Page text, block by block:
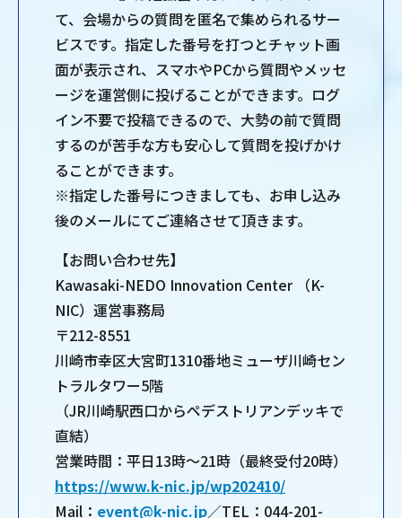
て、会場からの質問を匿名で集められるサー
ビスです。指定した番号を打つとチャット画
⾯が表⽰され、スマホやPCから質問やメッセ
ージを運営側に投げることができます。ログ
イン不要で投稿できるので、⼤勢の前で質問
するのが苦⼿な⽅も安⼼して質問を投げかけ
ることができます。
※指定した番号につきましても、お申し込み
後のメールにてご連絡させて頂きます。
【お問い合わせ先】
Kawasaki-NEDO Innovation Center （K-
NIC）運営事務局
〒212-8551
川崎市幸区大宮町1310番地ミューザ川崎セン
トラルタワー5階
（JR川崎駅西口からペデストリアンデッキで
直結）
営業時間：平日13時～21時（最終受付20時）
https://www.k-nic.jp/wp202410/
Mail： event@k-nic.jp／TEL：044-201-